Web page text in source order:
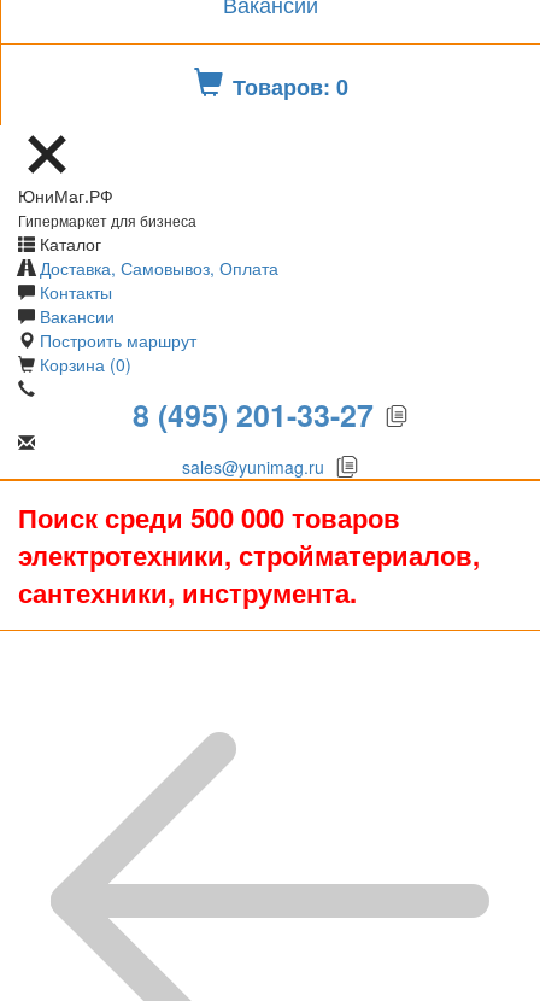
Товаров: 0
ЮниМаг.РФ
Гипермаркет для бизнеса
Каталог
Доставка, Самовывоз, Оплата
Контакты
Вакансии
Построить маршрут
Корзина (0)
8 (495) 201-33-27
sales@yunimag.ru
Поиск среди 500 000 товаров
электротехники, стройматериалов,
сантехники, инструмента.